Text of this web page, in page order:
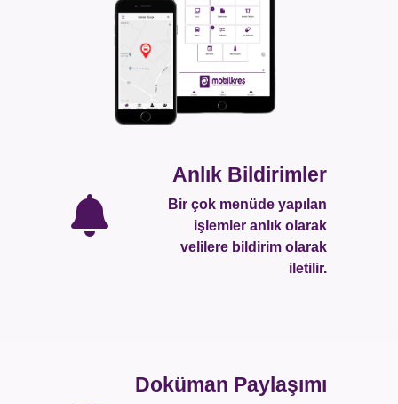
Anlık Bildirimler
Bir çok menüde yapılan
işlemler anlık olarak
velilere bildirim olarak
iletilir.
Doküman Paylaşımı